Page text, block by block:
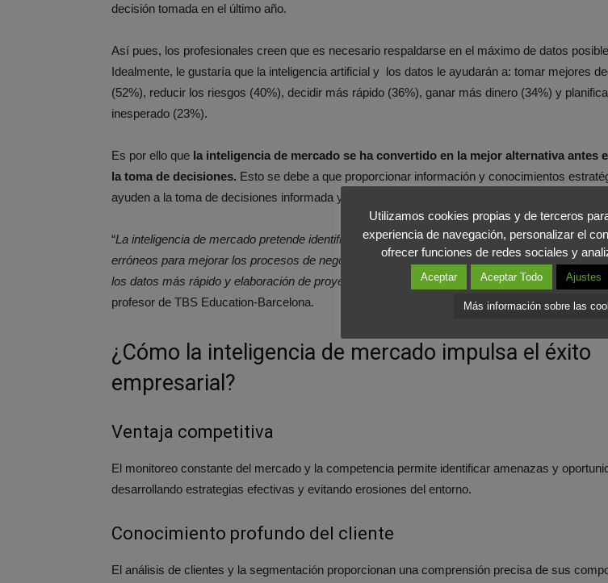
decisión tomada en el último año.
Así pues, los profesionales creen que es necesario respaldarse en el máximo de datos
Idealmente, le gustaría que la inteligencia artificial y los datos le ayudarán a: tomar mejores
(52%), reducir los riesgos (40%), decidir más rápido (36%), ganar más dinero (34%) y
inesperado (23%).
Es por ello que la inteligencia de mercado se ha convertido en la mejor alternativa antes
la toma de decisiones. Esto se debe a que proporcionar información y conocimientos
ayuden a la toma de decisiones informada y a la obtención de una ventaja competitiva.
“L a inteligencia de mercado pretende identificar los datos que son útiles y eliminar los
erróneos para mejorar los procesos de negocio. Produciendo que estos cuenten con un
los datos más rápido y elaboración de proyectos en menor tiempo
”, revela Carlos Carrasco-
profesor de TBS Education-Barcelona.
¿Cómo la inteligencia de mercado impulsa el éxito
empresarial?
Ventaja competitiva
El monitoreo constante del mercado y la competencia permite identificar amenazas y
desarrollando estrategias efectivas y evitando erosiones del entorno.
Conocimiento profundo del cliente
El análisis de clientes y la segmentación proporcionan una comprensión precisa de sus
Utilizamos cookies propias y de terceros
experiencia de navegación, personalizar el
ofrecer funciones de redes sociales y
Aceptar Aceptar Todo Ajustes
Más información sobre las